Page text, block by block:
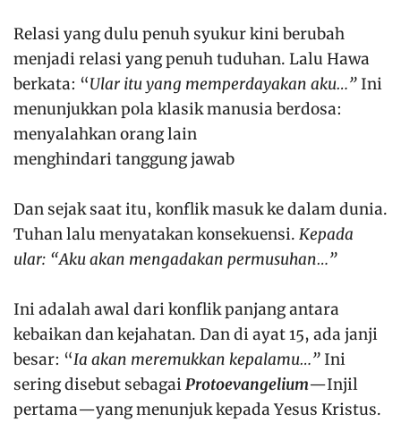
Relasi yang dulu penuh syukur kini berubah
menjadi relasi yang penuh tuduhan. Lalu Hawa
berkata: “Ular itu yang memperdayakan aku…” Ini
menunjukkan pola klasik manusia berdosa:
menyalahkan orang lain
menghindari tanggung jawab
Dan sejak saat itu, konflik masuk ke dalam dunia.
Tuhan lalu menyatakan konsekuensi. Kepada
ular: “Aku akan mengadakan permusuhan…”
Ini adalah awal dari konflik panjang antara
kebaikan dan kejahatan. Dan di ayat 15, ada janji
besar: “Ia akan meremukkan kepalamu…” Ini
sering disebut sebagaiProtoevangelium—Injil
pertama—yang menunjuk kepada Yesus Kristus.